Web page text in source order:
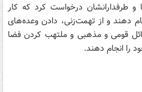
و طرفدارانشان درخواست کرد که کار
دهند و از تهمت‌زنی، دادن وعده‌های
قومی و مذهبی و ملتهب کردن فضا
را انجام دهند.